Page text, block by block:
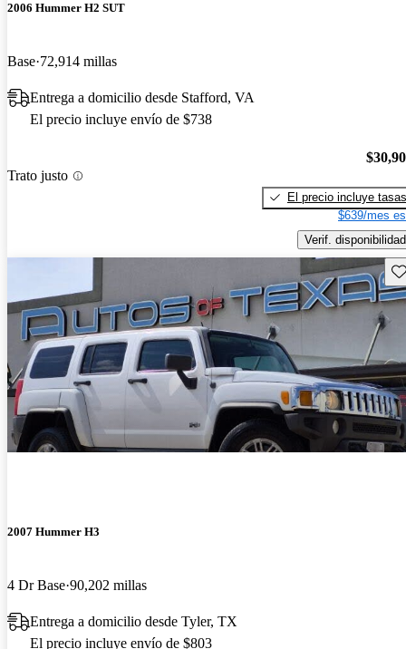
2006 Hummer H2 SUT
Base 72,914 millas
Entrega a domicilio desde Stafford, VA
El precio incluye envío de $738
Trato justo
El precio incluye tasas
$639/mes
Verif. disponibilidad
2007 Hummer H3
4 Dr Base 90,202 millas
Entrega a domicilio desde Tyler, TX
El precio incluye envío de $803